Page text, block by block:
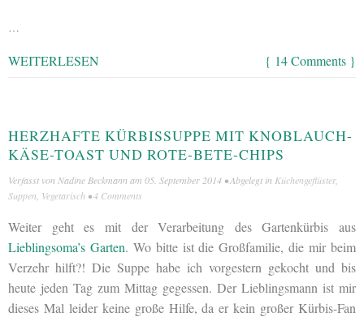
…
WEITERLESEN { 14 Comments }
HERZHAFTE KÜRBISSUPPE MIT KNOBLAUCH-
KÄSE-TOAST UND ROTE-BETE-CHIPS
Verfasst von Nadine Beckmann am 05. September 2014 • Abgelegt in Küchengeflüster,
Suppen Vegetarisch •4 Comments
Weiter geht es mit der Verarbeitung des Gartenkürbis aus
Lieblingsoma’s Garten. Wo bitte ist die Großfamilie, die mir beim
Verzehr hilft?! Die Suppe habe ich vorgestern gekocht und bis
heute jeden Tag zum Mittag gegessen. Der Lieblingsmann ist mir
dieses Mal leider keine große Hilfe, da er kein großer Kürbis-Fan